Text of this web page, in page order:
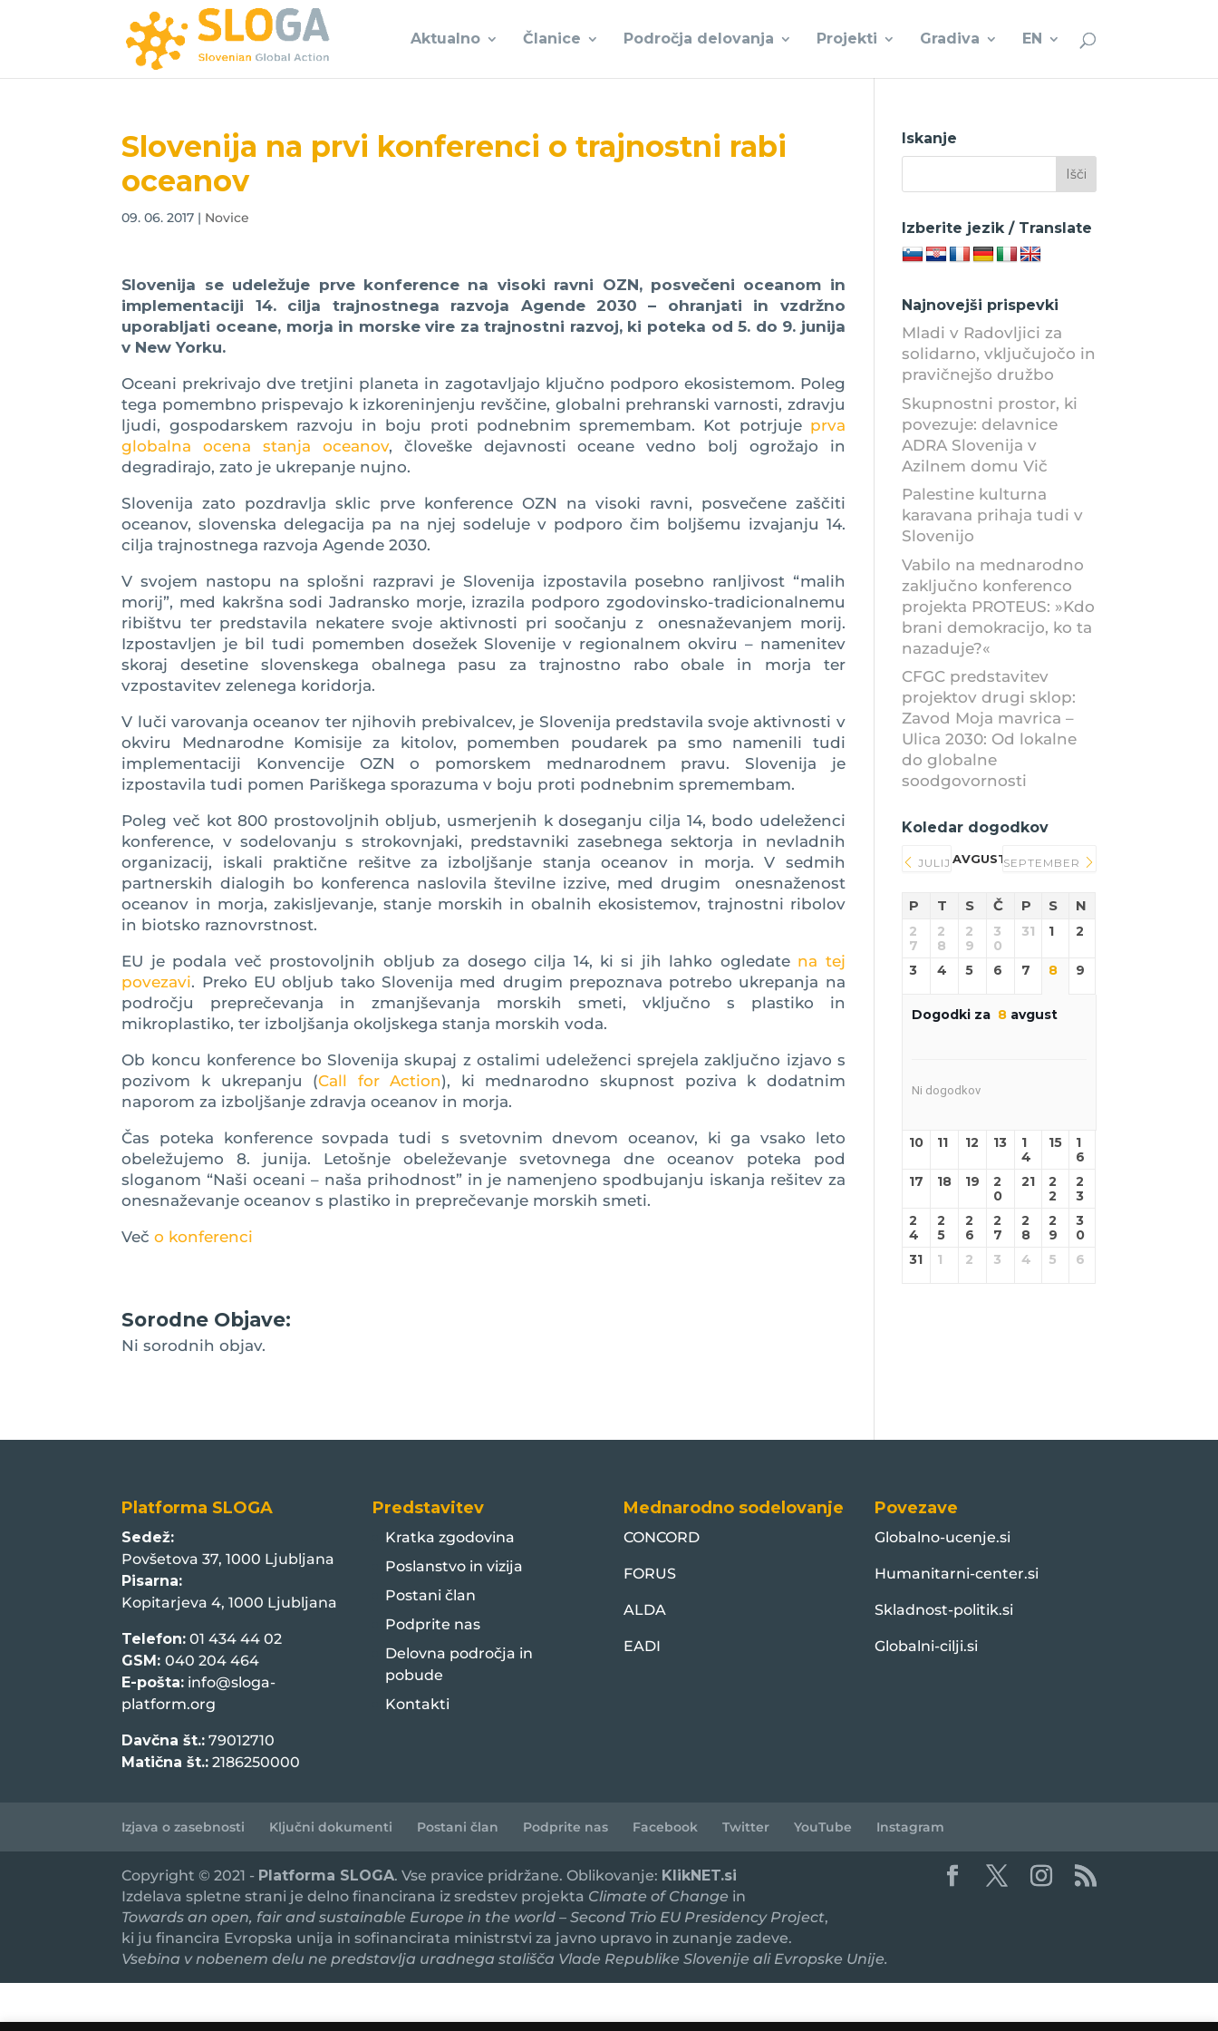
Aktualno Članice Področja delovanja Projekti Gradiva EN
Slovenija na prvi konferenci o trajnostni rabi
oceanov
09. 06. 2017 | Novice
Slovenija se udeležuje prve konference na visoki ravni OZN, posvečeni oceanom in
implementaciji 14. cilja trajnostnega razvoja Agende 2030 – ohranjati in vzdržno
uporabljati oceane, morja in morske vire za trajnostni razvoj, ki poteka od 5. do 9. junija
v New Yorku.
Oceani prekrivajo dve tretjini planeta in zagotavljajo ključno podporo ekosistemom. Poleg
tega pomembno prispevajo k izkoreninjenju revščine, globalni prehranski varnosti, zdravju
ljudi, gospodarskem razvoju in boju proti podnebnim spremembam. Kot potrjuje prva
globalna ocena stanja oceanov, človeške dejavnosti oceane vedno bolj ogrožajo in
degradirajo, zato je ukrepanje nujno.
Slovenija zato pozdravlja sklic prve konference OZN na visoki ravni, posvečene zaščiti
oceanov, slovenska delegacija pa na njej sodeluje v podporo čim boljšemu izvajanju 14.
cilja trajnostnega razvoja Agende 2030.
V svojem nastopu na splošni razpravi je Slovenija izpostavila posebno ranljivost “malih
morij”, med kakršna sodi Jadransko morje, izrazila podporo zgodovinsko-tradicionalnemu
ribištvu ter predstavila nekatere svoje aktivnosti pri soočanju z onesnaževanjem morij.
Izpostavljen je bil tudi pomemben dosežek Slovenije v regionalnem okviru – namenitev
skoraj desetine slovenskega obalnega pasu za trajnostno rabo obale in morja ter
vzpostavitev zelenega koridorja.
V luči varovanja oceanov ter njihovih prebivalcev, je Slovenija predstavila svoje aktivnosti v
okviru Mednarodne Komisije za kitolov, pomemben poudarek pa smo namenili tudi
implementaciji Konvencije OZN o pomorskem mednarodnem pravu. Slovenija je
izpostavila tudi pomen Pariškega sporazuma v boju proti podnebnim spremembam.
Poleg več kot 800 prostovoljnih obljub, usmerjenih k doseganju cilja 14, bodo udeleženci
konference, v sodelovanju s strokovnjaki, predstavniki zasebnega sektorja in nevladnih
organizacij, iskali praktične rešitve za izboljšanje stanja oceanov in morja. V sedmih
partnerskih dialogih bo konferenca naslovila številne izzive, med drugim onesnaženost
oceanov in morja, zakisljevanje, stanje morskih in obalnih ekosistemov, trajnostni ribolov
in biotsko raznovrstnost.
EU je podala več prostovoljnih obljub za dosego cilja 14, ki si jih lahko ogledate na tej
povezavi. Preko EU obljub tako Slovenija med drugim prepoznava potrebo ukrepanja na
področju preprečevanja in zmanjševanja morskih smeti, vključno s plastiko in
mikroplastiko, ter izboljšanja okoljskega stanja morskih voda.
Ob koncu konference bo Slovenija skupaj z ostalimi udeleženci sprejela zaključno izjavo s
pozivom k ukrepanju (Call for Action), ki mednarodno skupnost poziva k dodatnim
naporom za izboljšanje zdravja oceanov in morja.
Čas poteka konference sovpada tudi s svetovnim dnevom oceanov, ki ga vsako leto
obeležujemo 8. junija. Letošnje obeleževanje svetovnega dne oceanov poteka pod
sloganom “Naši oceani – naša prihodnost” in je namenjeno spodbujanju iskanja rešitev za
onesnaževanje oceanov s plastiko in preprečevanje morskih smeti.
Večo konferenci
Sorodne Objave:
Ni sorodnih objav.
Iskanje
Izberite jezik / Translate
Najnovejši prispevki
Mladi v Radovljici za
solidarno, vključujočo in
pravičnejšo družbo
Skupnostni prostor, ki
povezuje: delavnice
ADRA Slovenija v
Azilnem domu Vič
Palestine kulturna
karavana prihaja tudi v
Slovenijo
Vabilo na mednarodno
zaključno konferenco
projekta PROTEUS: »Kdo
brani demokracijo, ko ta
nazaduje?«
CFGC predstavitev
projektov drugi sklop:
Zavod Moja mavrica –
Ulica 2030: Od lokalne
do globalne
soodgovornosti
Koledar dogodkov
JULIJ AVGUST 2026
SEPTEMBER
P T S Č P S N
2
7
2
8
2
9
3
0
31 1 2
3 4 5 6 7 8 9
Dogodki za 8avgust
Ni dogodkov
10 11 12 13
1
4
15
1
6
17
18 19
2
0
21
2
2
2
3
2
4
2
5
2
6
2
7
2
8
2
9
3
0
31
1 2 3 4 5 6
Platforma SLOGA
Sedež:
Povšetova 37, 1000 Ljubljana
Pisarna:
Kopitarjeva 4, 1000 Ljubljana
Telefon: 01 434 44 02
GSM:040 204 464
E-pošta: info@sloga-
platform.org
Davčna št.: 79012710
Matična št.: 2186250000
Predstavitev
Kratka zgodovina
Poslanstvo in vizija
Postani član
Podprite nas
Delovna področja in
pobude
Kontakti
Mednarodno sodelovanje
CONCORD
FORUS
ALDA
EADI
Povezave
Globalno-ucenje.si
Humanitarni-center.si
Skladnost-politik.si
Globalni-cilji.si
Izjava o zasebnosti Ključni dokumenti Postani član Podprite nas Facebook Twitter YouTube Instagram
Copyright © 2021 - Platforma SLOGA. Vse pravice pridržane. Oblikovanje: KlikNET.si
Izdelava spletne strani je delno financirana iz sredstev projekta Climate of Change in
Towards an open, fair and sustainable Europe in the world – Second Trio EU Presidency Project,
ki ju financira Evropska unija in sofinancirata ministrstvi za javno upravo in zunanje zadeve.
Vsebina v nobenem delu ne predstavlja uradnega stališča Vlade Republike Slovenije ali Evropske Unije.